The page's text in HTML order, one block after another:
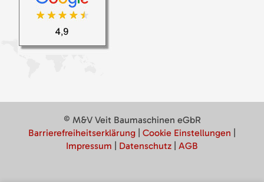
© M&V Veit Baumaschinen eGbR
Barrierefreiheitserklärung
Cookie Einstellungen
Impressum
Datenschutz AGB